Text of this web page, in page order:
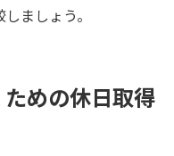
ましょう。
めの休日取得